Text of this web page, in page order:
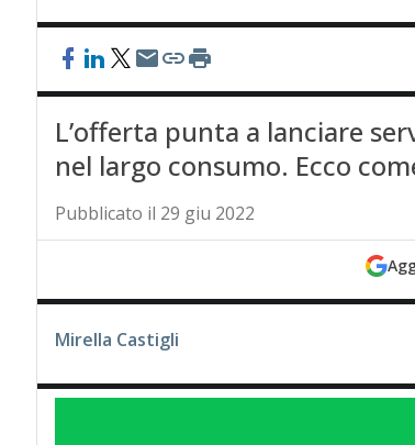
L’offerta punta a lanciare
nel largo consumo. Ecco
Pubblicato il 29 giu 2022
Mirella Castigli